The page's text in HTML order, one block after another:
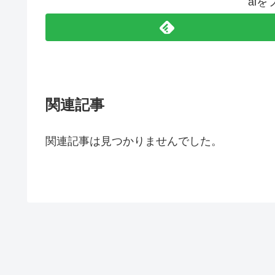
関連記事
関連記事は見つかりませんでした。